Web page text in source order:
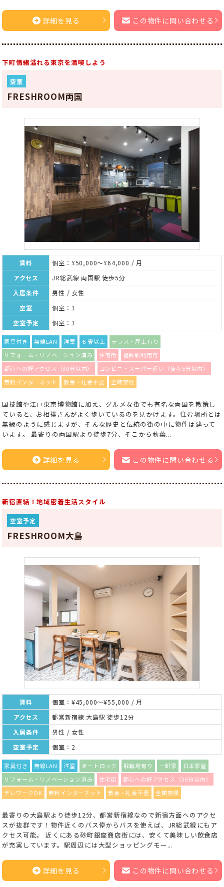
詳細を見る この物件に問い合わせる
下町情緒溢れる東京を満喫しよう
空室
FRESHROOM両国
賃料
個室：¥50,000～¥64,000 / 月
アクセス
JR総武線 両国駅 徒歩5分
入居条件
男性 / 女性
空室
個室：1
空室予定
個室：1
家具付き 無線LAN 洋室 ６畳以上
テラス・屋上有り
リフォーム・リノベーション済み
住宅街
複数駅利用可
都心への好アクセス（30分以内）
コンビニ・スーパー近い（徒歩5分以内）
無料インターネット
敷金・礼金不要 全館禁煙
国技館や江戸東京博物館に加え、グルメな街でも有名な両国を散策し
ていると、お相撲さんがよく歩いているのを見かけます。住む場所とは
無縁のように感じますが、そんな歴史と伝統の街の中に物件は建って
います。 最寄りの両国駅より徒歩7分、そこから秋葉...
詳細を見る この物件に問い合わせる
新宿直結！地域密着生活スタイル
空室予定
FRESHROOM大島
賃料
個室：¥45,000～¥55,000 / 月
アクセス
都営新宿線 大島駅 徒歩12分
入居条件
男性 / 女性
空室予定
個室：2
家具付き 無線LAN 洋室 オートロック 駐輪場有り 一軒家
日本家屋
リフォーム・リノベーション済み
住宅街
都心への好アクセス（30分以内）
テレワークOK
無料インターネット 敷金・礼金不要 全館禁煙
最寄りの大島駅より徒歩12分、都営新宿線なので新宿方面へのアクセ
スが抜群です！物件近くのバス停からバスを使えば、JR総武線にもア
クセス可能。 近くにある砂町銀座商店街には、安くて美味しい飲食店
が充実しています。駅周辺には大型ショッピングモー...
詳細を見る この物件に問い合わせる